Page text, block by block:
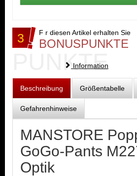
3 F r diesen Artikel erhalten Sie
BONUSPUNKTE
PUNKTE
Information
Beschreibung Größentabelle
Gefahrenhinweise
MANSTORE
GoGo-Pants
Optik